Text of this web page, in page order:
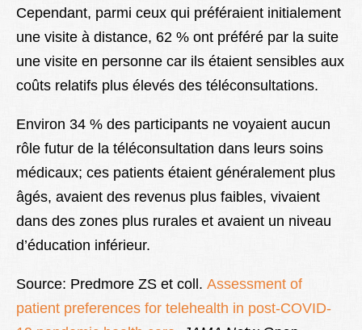
Cependant, parmi ceux qui préféraient initialement
une visite à distance, 62 % ont préféré par la suite
une visite en personne car ils étaient sensibles aux
coûts relatifs plus élevés des téléconsultations.
Environ 34 % des participants ne voyaient aucun
rôle futur de la téléconsultation dans leurs soins
médicaux; ces patients étaient généralement plus
âgés, avaient des revenus plus faibles, vivaient
dans des zones plus rurales et avaient un niveau
d’éducation inférieur.
Source: Predmore ZS et coll. Assessment of
patient preferences for telehealth in post-COVID-